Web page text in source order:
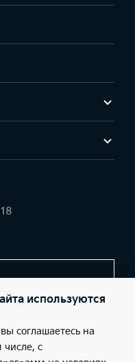
(Фактический
Телефон: +7 (8152) 33-
ООО «Киа
используются
соглашаетесь на
числе, с